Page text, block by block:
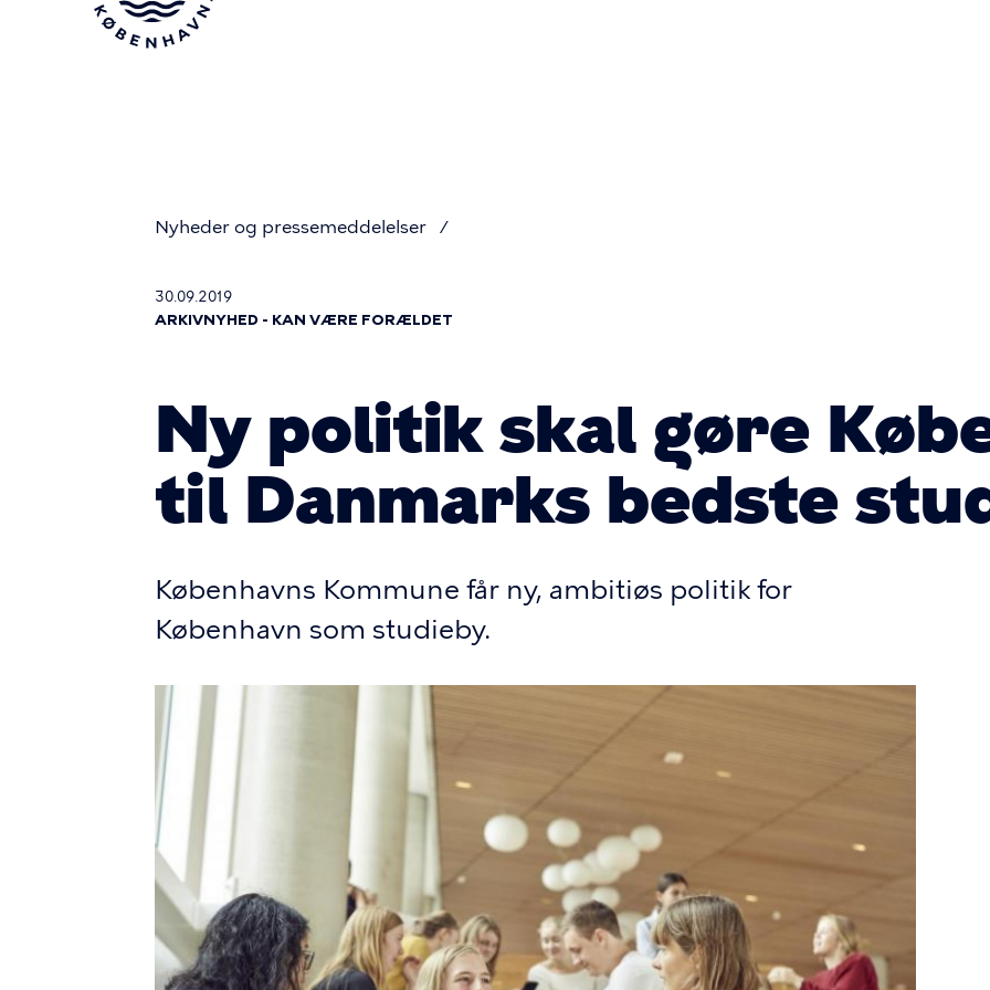
Nyheder og pressemeddelelser
30.09.2019
ARKIVNYHED - KAN VÆRE FORÆLDET
Ny politik skal gøre
til Danmarks bedste
Københavns Kommune får ny, ambitiøs politik for
København som studieby.